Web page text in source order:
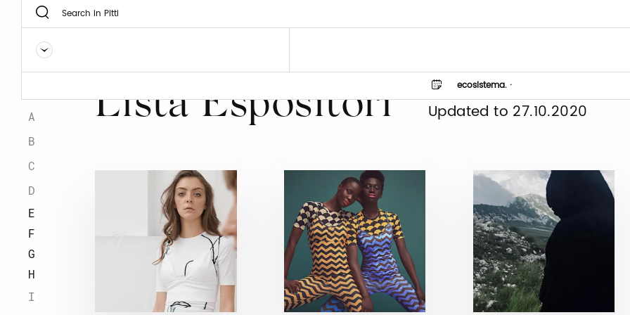
ecosistema. ·
A
B
C
D
E
F
G
H
I
Lista Espositori Updated to 27.10.2020